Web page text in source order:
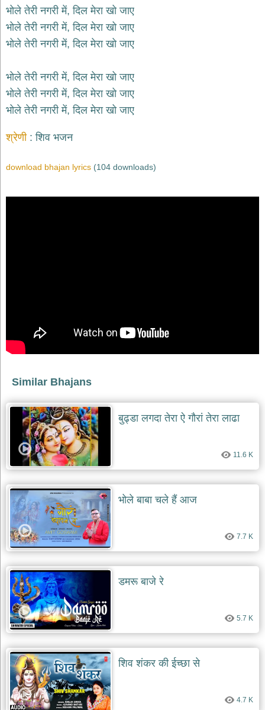
भोले तेरी नगरी में, दिल मेरा खो जाए
भोले तेरी नगरी में, दिल मेरा खो जाए
भोले तेरी नगरी में, दिल मेरा खो जाए
भोले तेरी नगरी में, दिल मेरा खो जाए
भोले तेरी नगरी में, दिल मेरा खो जाए
भोले तेरी नगरी में, दिल मेरा खो जाए
श्रेणी शिव भजन
download bhajan lyrics (104 downloads)
Similar Bhajans
बुढ्डा लगदा तेरा ऐ गौरां तेरा लाढा
11.6 K
भोले बाबा चले हैं आज
7.7 K
डमरू बाजे रे
5.7 K
शिव शंकर की ईच्छा से
4.7 K